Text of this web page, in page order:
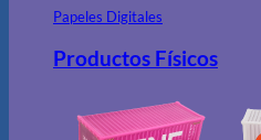
Papeles Digitales
Productos Físicos